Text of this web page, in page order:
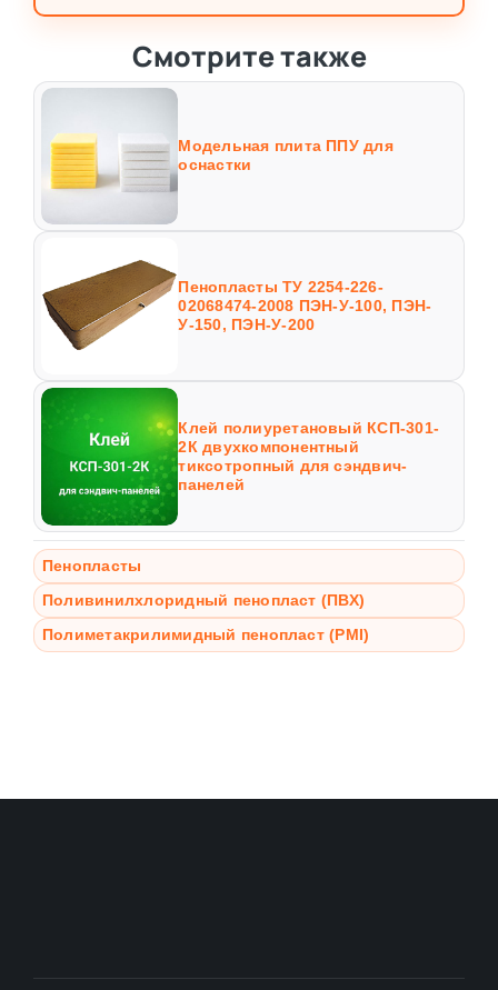
Смотрите также
Модельная плита ППУ для
оснастки
Пенопласты ТУ 2254-226-
02068474-2008 ПЭН-У-100, ПЭН-
У-150, ПЭН-У-200
Клей полиуретановый КСП-301-
2К двухкомпонентный
тиксотропный для сэндвич-
панелей
Пенопласты
Поливинилхлоридный пенопласт (ПВХ)
Полиметакрилимидный пенопласт (PMI)